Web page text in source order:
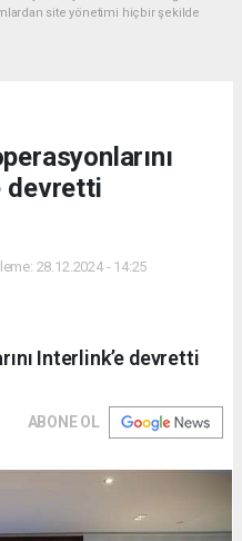
site yönetimi hiçbir şekilde
devretti
28.12.2024 - 14:25
Interlink’e devretti
ABONE OL